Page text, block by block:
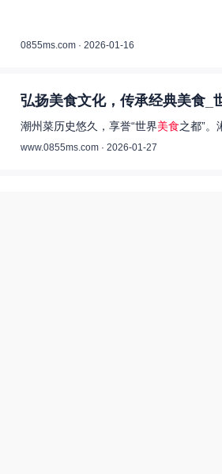
0855ms.com · 2026-01-16
弘扬美食文化，传承经典美食_
潮州菜历史悠久，享誉“世界美食之都”。
www.0855ms.com · 2026-01-27